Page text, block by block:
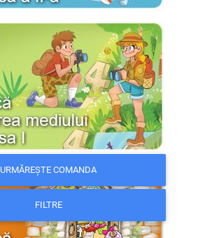
URMĂREȘTE COMANDA
FILTRE